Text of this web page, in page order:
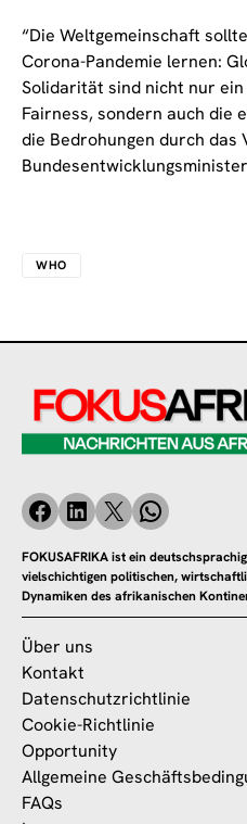
“Die Weltgemeinschaft
Corona-Pandemie lernen:
Solidarität sind nicht nur
Fairness, sondern auch die
die Bedrohungen durch das
WHO
FOKUSAFRIKA ist ein
vielschichtigen politischen,
Dynamiken des afrikanischen
Über uns
Kontakt
Datenschutzrichtlinie
Cookie-Richtlinie
Opportunity
Allgemeine
FAQs